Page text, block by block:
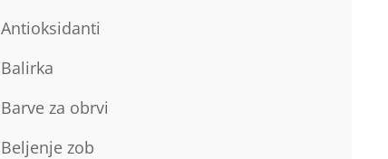
Antioksidanti
Balirka
Barve za obrvi
Beljenje zob